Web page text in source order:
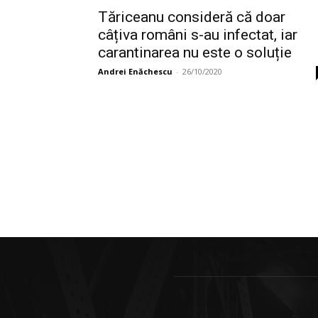
Tăriceanu consideră că doar
câțiva români s-au infectat, iar
carantinarea nu este o soluție
Andrei Enăchescu - 26/10/2020